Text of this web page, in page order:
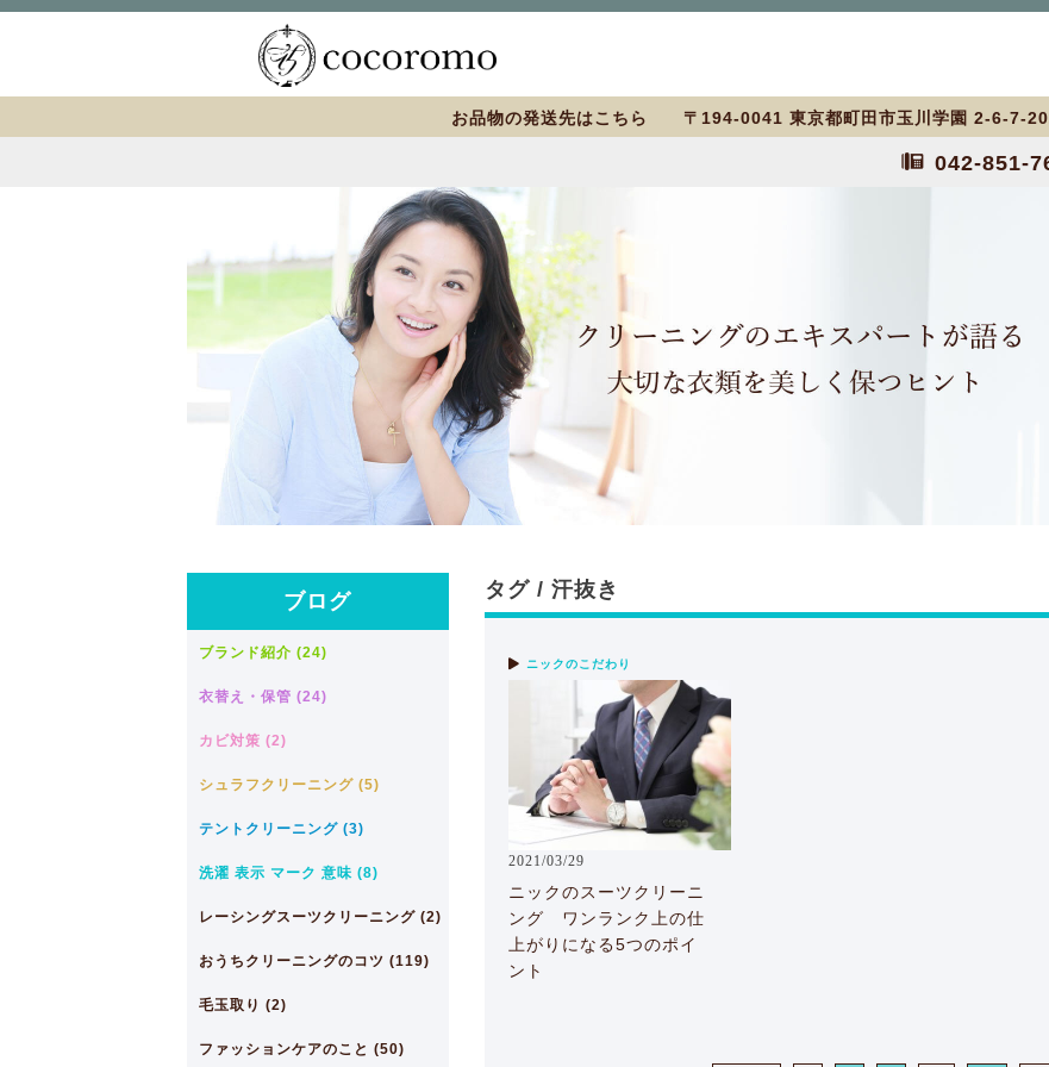
お品物の発送先はこちら 〒194-0041 東京都町田市玉川学園 2-6-7-
042-851-
タグ / 汗抜き
ニックのこだわり
2021/03/29
ニックのスーツクリーニ
ング ワンランク上の仕
上がりになる5つのポイ
ント
ブログ
ブランド紹介 (24)
衣替え・保管 (24)
カビ対策 (2)
シュラフクリーニング (5)
テントクリーニング (3)
洗濯 表示 マーク 意味 (8)
レーシングスーツクリーニング (2)
おうちクリーニングのコツ (119)
毛玉取り (2)
ファッションケアのこと (50)